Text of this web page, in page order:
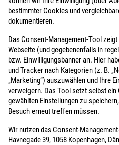
bestimmter Cookies und
dokumentieren.
Das Consent-Management-Tool
Webseite (und gegebenenfalls in
bzw. Einwilligungsbanner an. Hier
und Tracker nach Kategorien (z. B.
„Marketing“) auszuwählen und Ihre
verweigern. Das Tool setzt selbst
gewählten Einstellungen zu
Besuch erneut treffen müssen.
Wir nutzen das Consent-
Havnegade 39, 1058 Kopenhagen,